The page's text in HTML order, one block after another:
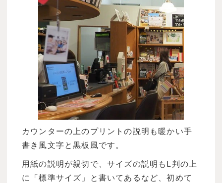
カウンターの上のプリントの説明も暖かい手
書き風文字と黒板風です。
用紙の説明が親切で、サイズの説明もL判の上
に「標準サイズ」と書いてあるなど、初めて